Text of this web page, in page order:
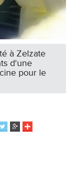
à Zelzate
d'une
pour le